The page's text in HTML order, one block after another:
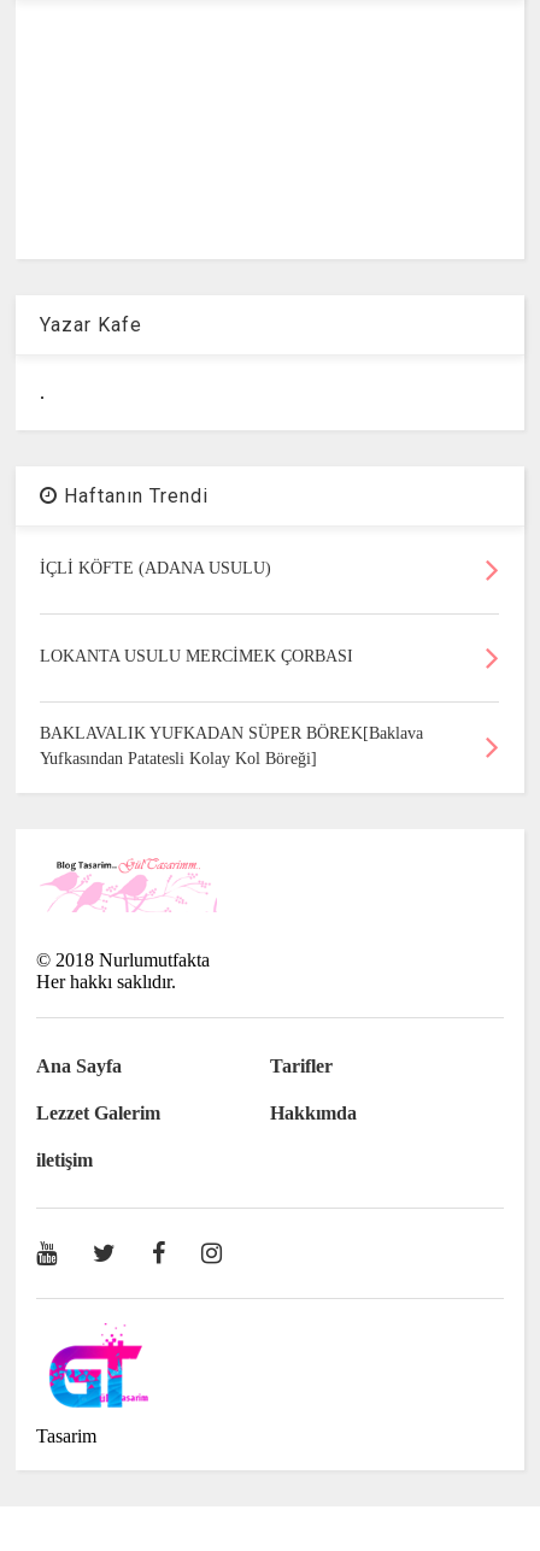
Yazar Kafe
.
Haftanın Trendi
İÇLİ KÖFTE (ADANA USULU)
LOKANTA USULU MERCİMEK ÇORBASI
BAKLAVALIK YUFKADAN SÜPER BÖREK[Baklava
Yufkasından Patatesli Kolay Kol Böreği]
© 2018 Nurlumutfakta
Her hakkı saklıdır.
Ana Sayfa Tarifler
Lezzet Galerim Hakkımda
iletişim
Tasarim